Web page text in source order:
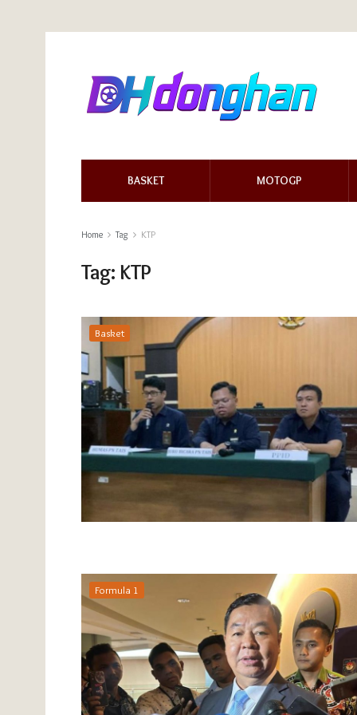
BASKET MOTOGP
Home Tag KTP
Tag: KTP
Basket
Formula 1